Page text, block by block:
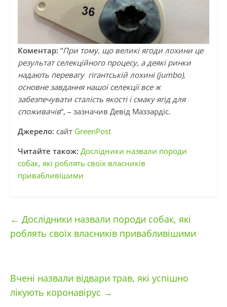
Коментар: “При тому, що великі ягоди лохини це
результат селекційного процесу, а деякі ринки
надають перевагу гігантській лохині (jumbo),
основне завдання нашої селекції все ж
забезпечувати сталість якості і смаку ягід для
споживачів“, – зазначив Девід Маззардіс.
Джерело: сайт GreenPost
Читайте також: Дослідники назвали породи
собак, які роблять своїх власників
привабливішими
← Дослідники назвали породи собак, які
роблять своїх власників привабливішими
Вчені назвали відвари трав, які успішно
лікують коронавірус →